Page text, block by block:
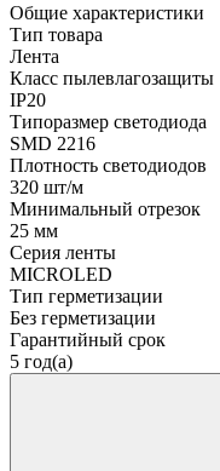
Общие характеристики
Тип товара
Лента
Класс пылевлагозащиты
IP20
Типоразмер светодиода
SMD 2216
Плотность светодиодов
320 шт/м
Минимальный отрезок
25 мм
Серия ленты
MICROLED
Тип герметизации
Без герметизации
Гарантийный срок
5 год(а)